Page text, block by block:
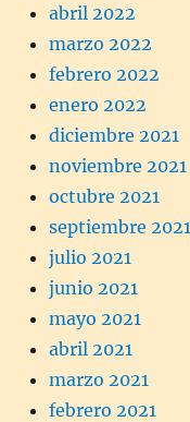
abril 2022
marzo 2022
febrero 2022
enero 2022
diciembre 2021
noviembre 2021
octubre 2021
septiembre 2021
julio 2021
junio 2021
mayo 2021
abril 2021
marzo 2021
febrero 2021